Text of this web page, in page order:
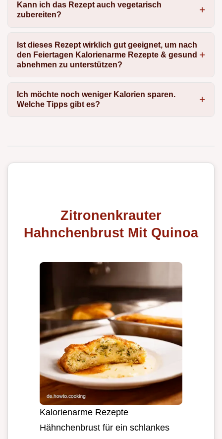
Kann ich das Rezept auch vegetarisch
zubereiten?
Ist dieses Rezept wirklich gut geeignet, um nach
den Feiertagen Kalorienarme Rezepte & gesund
abnehmen zu unterstützen?
Ich möchte noch weniger Kalorien sparen.
Welche Tipps gibt es?
Zitronenkrauter
Hahnchenbrust Mit Quinoa
Kalorienarme Rezepte
Hähnchenbrust für ein schlankes